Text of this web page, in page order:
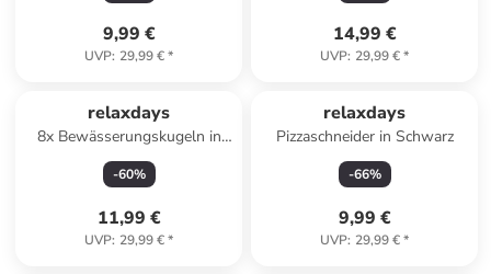
9,99 €
UVP: 29,99 €*
14,99 €
UVP: 29,99 €*
relaxdays
8x Bewässerungskugeln in
Hellblau
-60%
11,99 €
UVP: 29,99 €*
relaxdays
Pizzaschneider in Schwarz
-66%
9,99 €
UVP: 29,99 €*